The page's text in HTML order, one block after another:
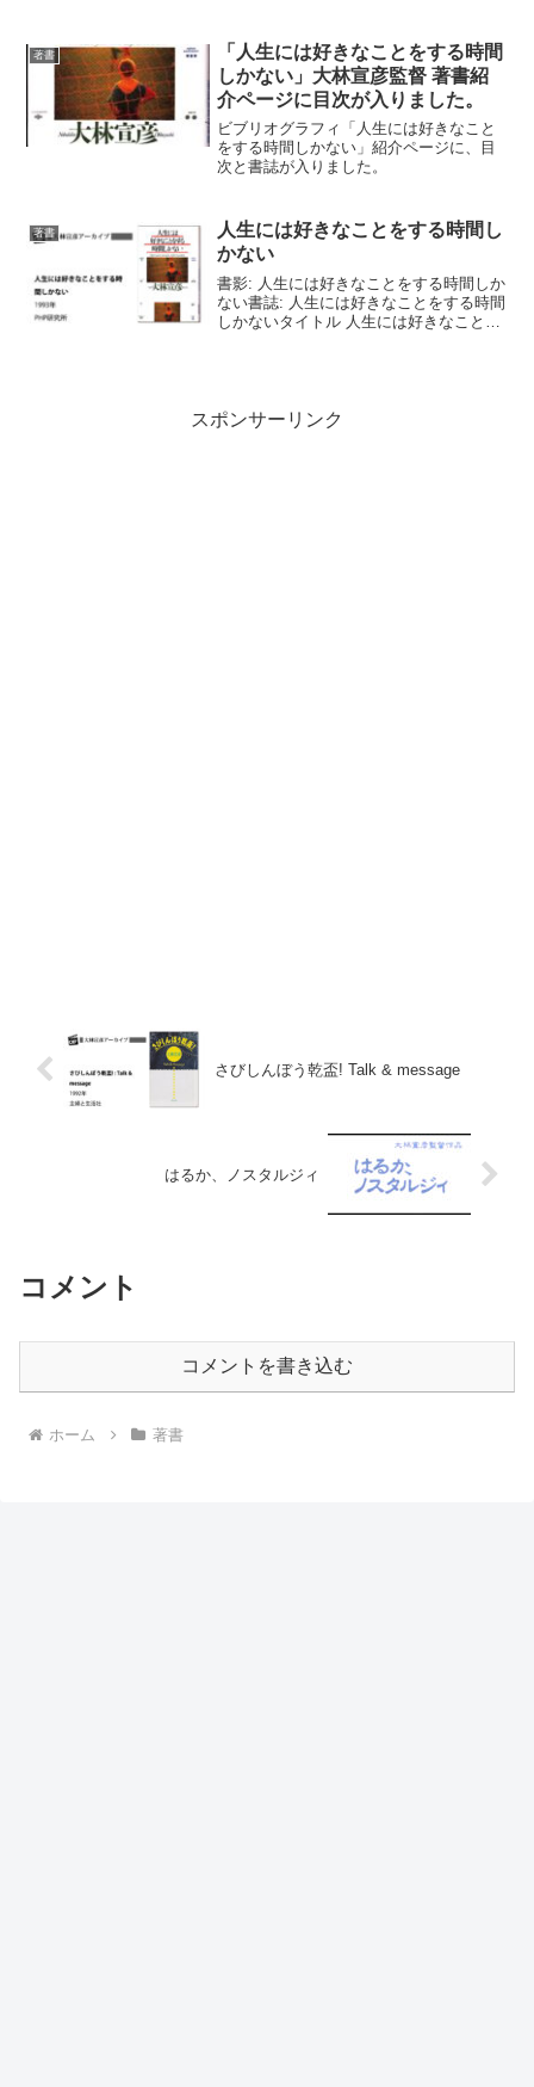
230p ...
著書
「人生には好きなことをする時間
しかない」大林宣彦監督 著書紹
介ページに目次が入りました。
ビブリオグラフィ「人生には好きなこと
をする時間しかない」紹介ページに、目
次と書誌が入りました。
著書
人生には好きなことをする時間し
かない
書影: 人生には好きなことをする時間しか
ない書誌: 人生には好きなことをする時間
しかないタイトル 人生には好きなことを
スポンサーリンク
さびしんぼう乾盃! Talk & message
はるか、ノスタルジィ
コメント
コメントを書き込む
ホーム 著書